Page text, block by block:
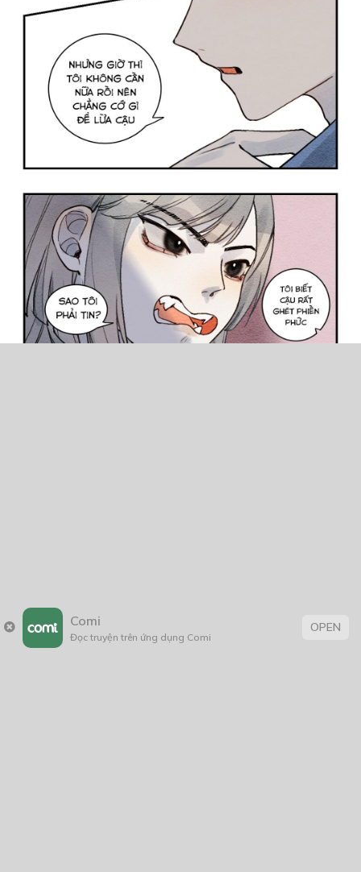
Comi
Đọc truyện trên ứng dụng Comi
OPEN